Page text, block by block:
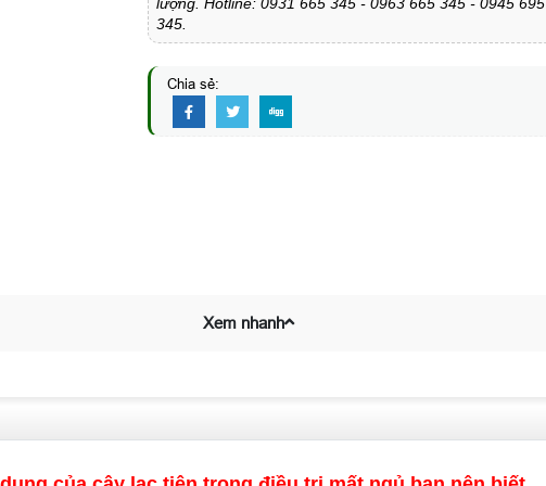
345.
Chia sẻ:
Xem nhanh